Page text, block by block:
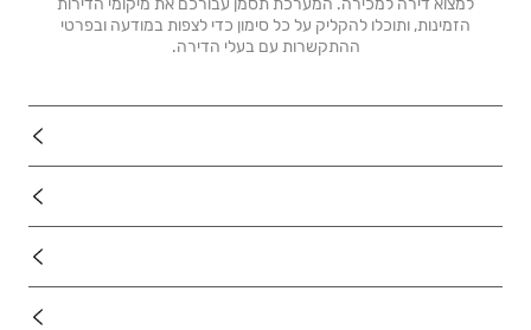
למצוא דירה למכירה. המערכת תסמן עבורכם את מיקומי הדירות
הזמינות, ותוכלו להקליק על כל סימון כדי לצפות במודעה ובפרטי
ההתקשרות עם בעלי הדירה.